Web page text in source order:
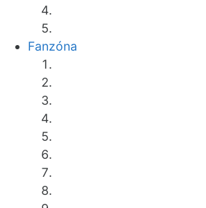
Fanzóna